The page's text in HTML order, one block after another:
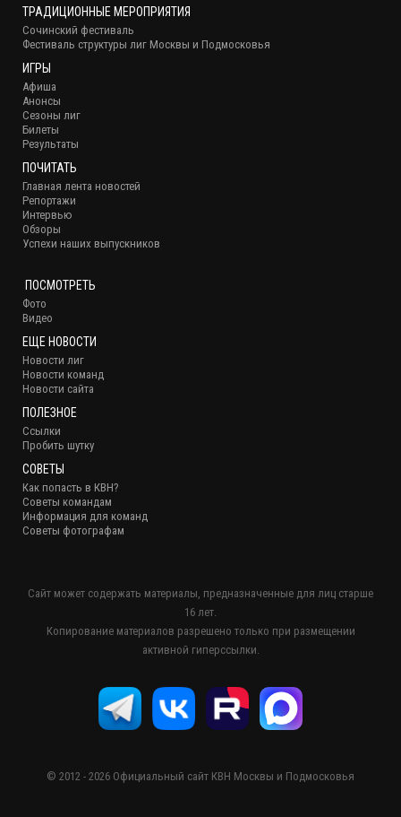
ТРАДИЦИОННЫЕ МЕРОПРИЯТИЯ
Сочинский фестиваль
Фестиваль структуры лиг Москвы и Подмосковья
ИГРЫ
Афиша
Анонсы
Сезоны лиг
Билеты
Результаты
ПОЧИТАТЬ
Главная лента новостей
Репортажи
Интервью
Обзоры
Успехи наших выпускников
ПОСМОТРЕТЬ
Фото
Видео
ЕЩЕ НОВОСТИ
Новости лиг
Новости команд
Новости сайта
ПОЛЕЗНОЕ
Ссылки
Пробить шутку
СОВЕТЫ
Как попасть в КВН?
Советы командам
Информация для команд
Советы фотографам
Сайт может содержать материалы, предназначенные для лиц старше
16 лет.
Копирование материалов разрешено только при размещении
активной гиперссылки.
© 2012 - 2026 Официальный сайт КВН Москвы и Подмосковья